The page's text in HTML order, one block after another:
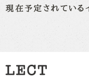
現在予定されている